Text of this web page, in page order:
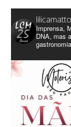
Imprensa,
DNA, mas